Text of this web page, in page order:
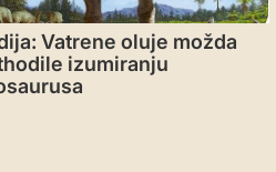
Vatrene oluje možda
izumiranju